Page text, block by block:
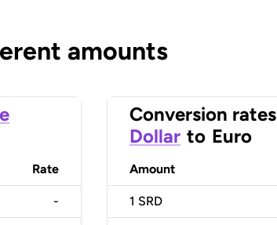
amounts
Rate
-
Conversion rates
Dollar to Euro
Amount
1 SRD